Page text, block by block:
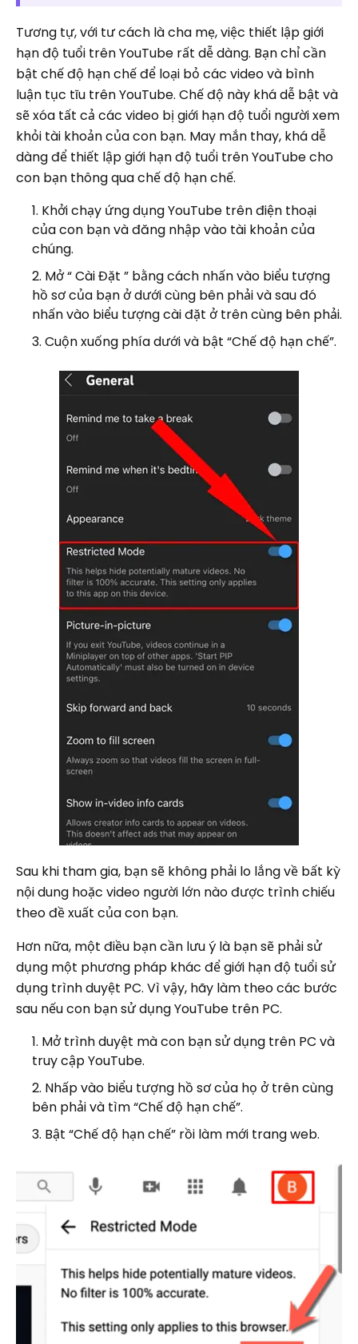
Tương tự, với tư cách là cha mẹ, việc thiết lập giới
hạn độ tuổi trên YouTube rất dễ dàng. Bạn chỉ cần
bật chế độ hạn chế để loại bỏ các video và bình
luận tục tĩu trên YouTube. Chế độ này khá dễ bật và
sẽ xóa tất cả các video bị giới hạn độ tuổi người xem
khỏi tài khoản của con bạn. May mắn thay, khá dễ
dàng để thiết lập giới hạn độ tuổi trên YouTube cho
con bạn thông qua chế độ hạn chế.
Khởi chạy ứng dụng YouTube trên điện thoại
của con bạn và đăng nhập vào tài khoản của
chúng.
Mở “ Cài Đặt ” bằng cách nhấn vào biểu tượng
hồ sơ của bạn ở dưới cùng bên phải và sau đó
nhấn vào biểu tượng cài đặt ở trên cùng bên phải.
Cuộn xuống phía dưới và bật “Chế độ hạn chế”.
Sau khi tham gia, bạn sẽ không phải lo lắng về bất kỳ
nội dung hoặc video người lớn nào được trình chiếu
theo đề xuất của con bạn.
Hơn nữa, một điều bạn cần lưu ý là bạn sẽ phải sử
dụng một phương pháp khác để giới hạn độ tuổi sử
dụng trình duyệt PC. Vì vậy, hãy làm theo các bước
sau nếu con bạn sử dụng YouTube trên PC.
Mở trình duyệt mà con bạn sử dụng trên PC và
truy cập YouTube.
Nhấp vào biểu tượng hồ sơ của họ ở trên cùng
bên phải và tìm “Chế độ hạn chế”.
Bật “Chế độ hạn chế” rồi làm mới trang web.